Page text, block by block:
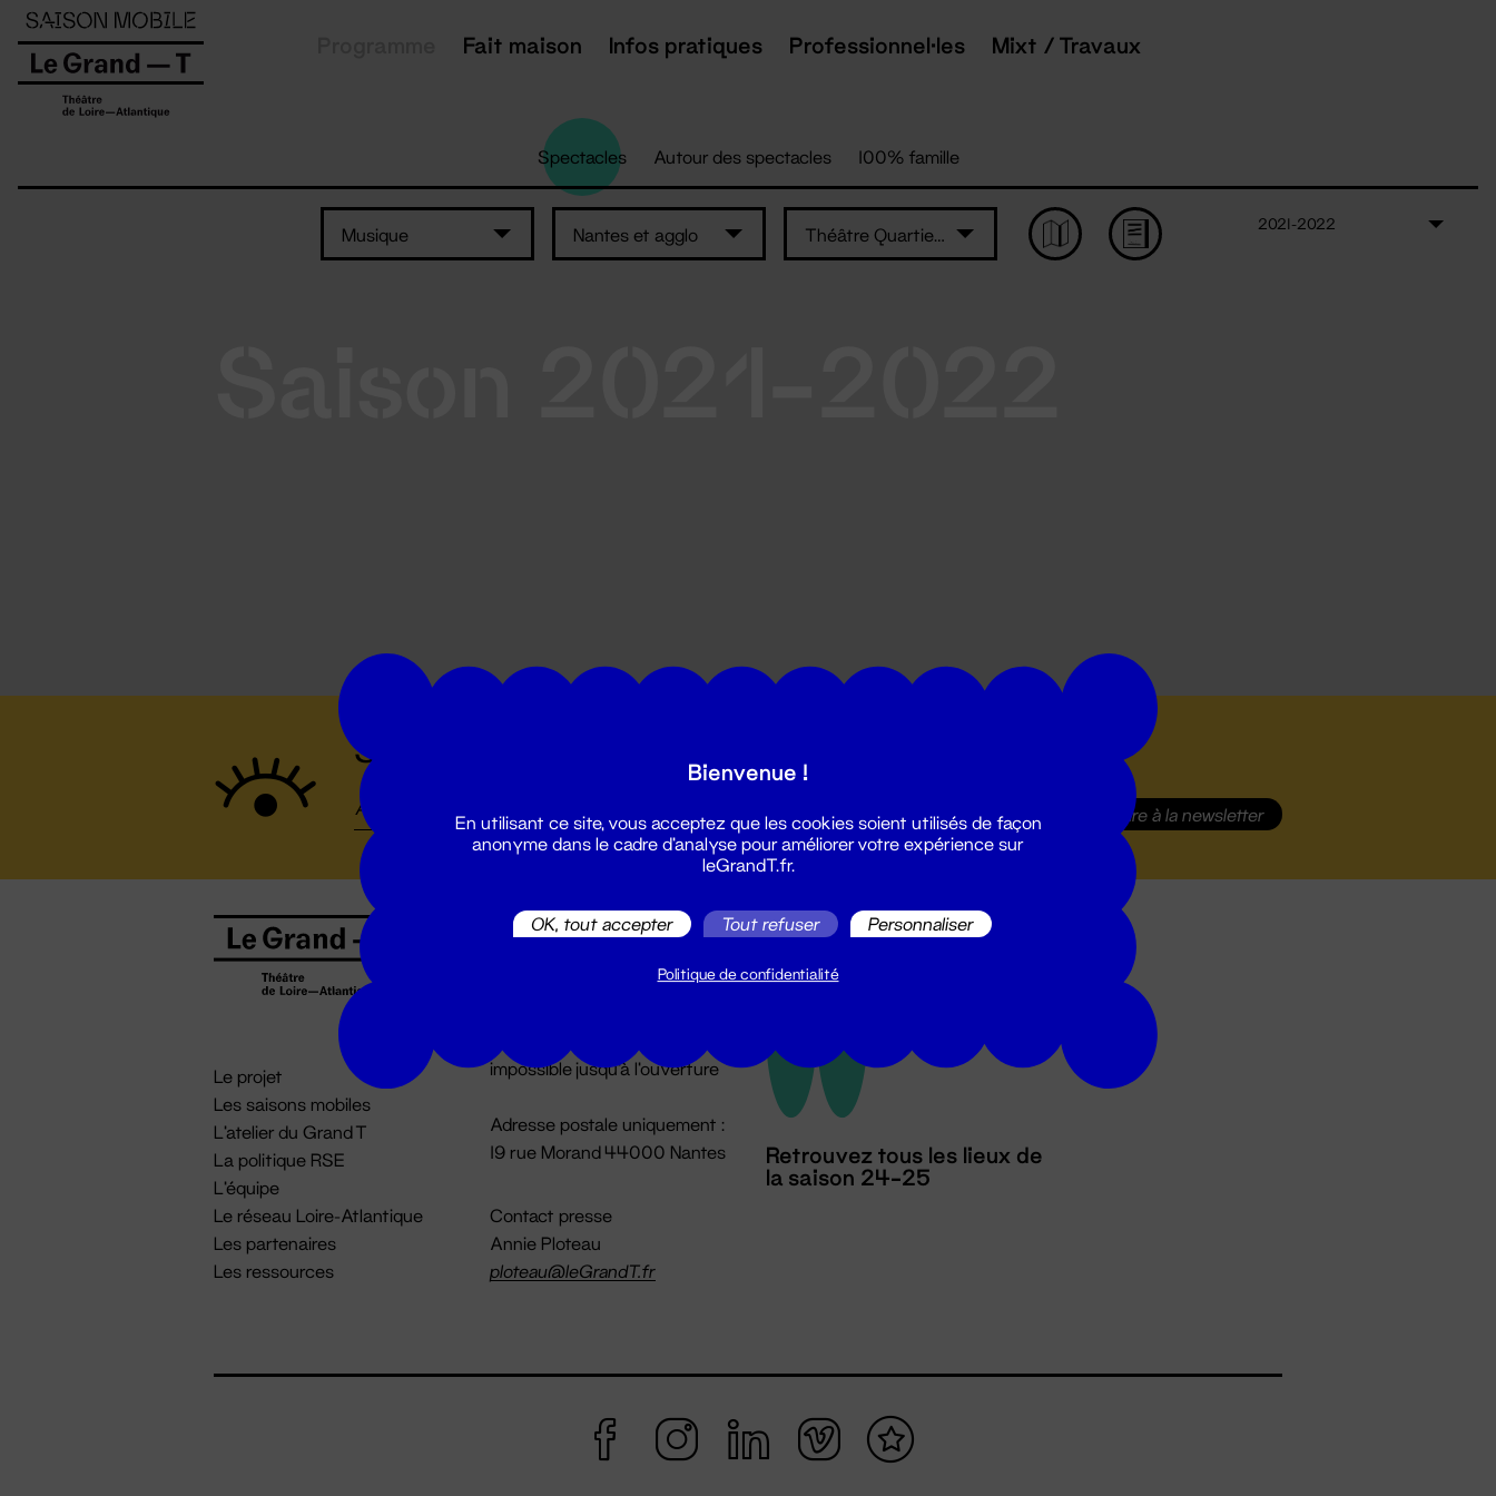
Fait maison Infos pratiques Professionnel·les Mixt / Travaux
Spectacles Autour des spectacles 100% famille
Musique Nantes et agglo Théâtre Quartier Libre
2021-2022
Suivez toutes les actualités du Grand T :
S'inscrire à la newsletter
Le projet
Les saisons mobiles
L'atelier du Grand T
La politique RSE
L'équipe
Le réseau Loire-Atlantique
Les partenaires
Les ressources
Billetterie
billetterie@leGrandT.fr
impossible jusqu'à l'ouverture
Adresse postale uniquement :
19 rue Morand 44000 Nantes
Contact presse
Annie Ploteau
ploteau@leGrandT.fr
Retrouvez tous les lieux de
la saison 24-25
Panneau de gestion des cookies
Bienvenue !
En utilisant ce site, vous acceptez que les cookies soient utilisés de façon
anonyme dans le cadre d'analyse pour améliorer votre expérience sur
leGrandT.fr.
OK, tout accepter Tout refuser Personnaliser
Politique de confidentialité